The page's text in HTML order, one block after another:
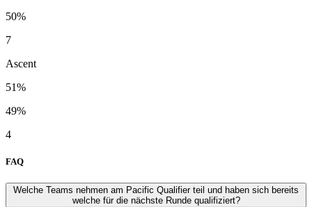
50%
7
Ascent
51%
49%
4
FAQ
Welche Teams nehmen am Pacific Qualifier teil und haben sich bereits
welche für die nächste Runde qualifiziert?